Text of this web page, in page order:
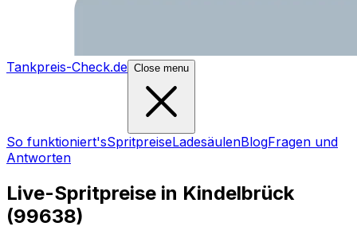
Tankpreis-Check.de Close menu
So funktioniert'sSpritpreiseLadesäulenBlogFragen und
Antworten
Live-Spritpreise in Kindelbrück
(99638)